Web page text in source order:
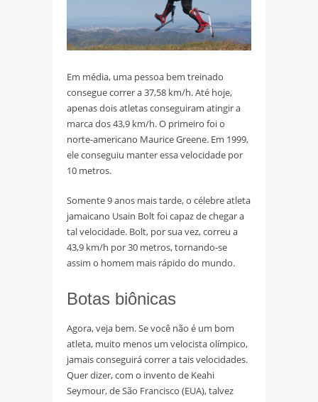
Em média, uma pessoa bem treinado
consegue correr a 37,58 km/h. Até hoje,
apenas dois atletas conseguiram atingir a
marca dos 43,9 km/h. O primeiro foi o
norte-americano Maurice Greene. Em 1999,
ele conseguiu manter essa velocidade por
10 metros.
Somente 9 anos mais tarde, o célebre atleta
jamaicano Usain Bolt foi capaz de chegar a
tal velocidade. Bolt, por sua vez, correu a
43,9 km/h por 30 metros, tornando-se
assim o homem mais rápido do mundo.
Botas biônicas
Agora, veja bem. Se você não é um bom
atleta, muito menos um velocista olímpico,
jamais conseguirá correr a tais velocidades.
Quer dizer, com o invento de Keahi
Seymour, de São Francisco (EUA), talvez